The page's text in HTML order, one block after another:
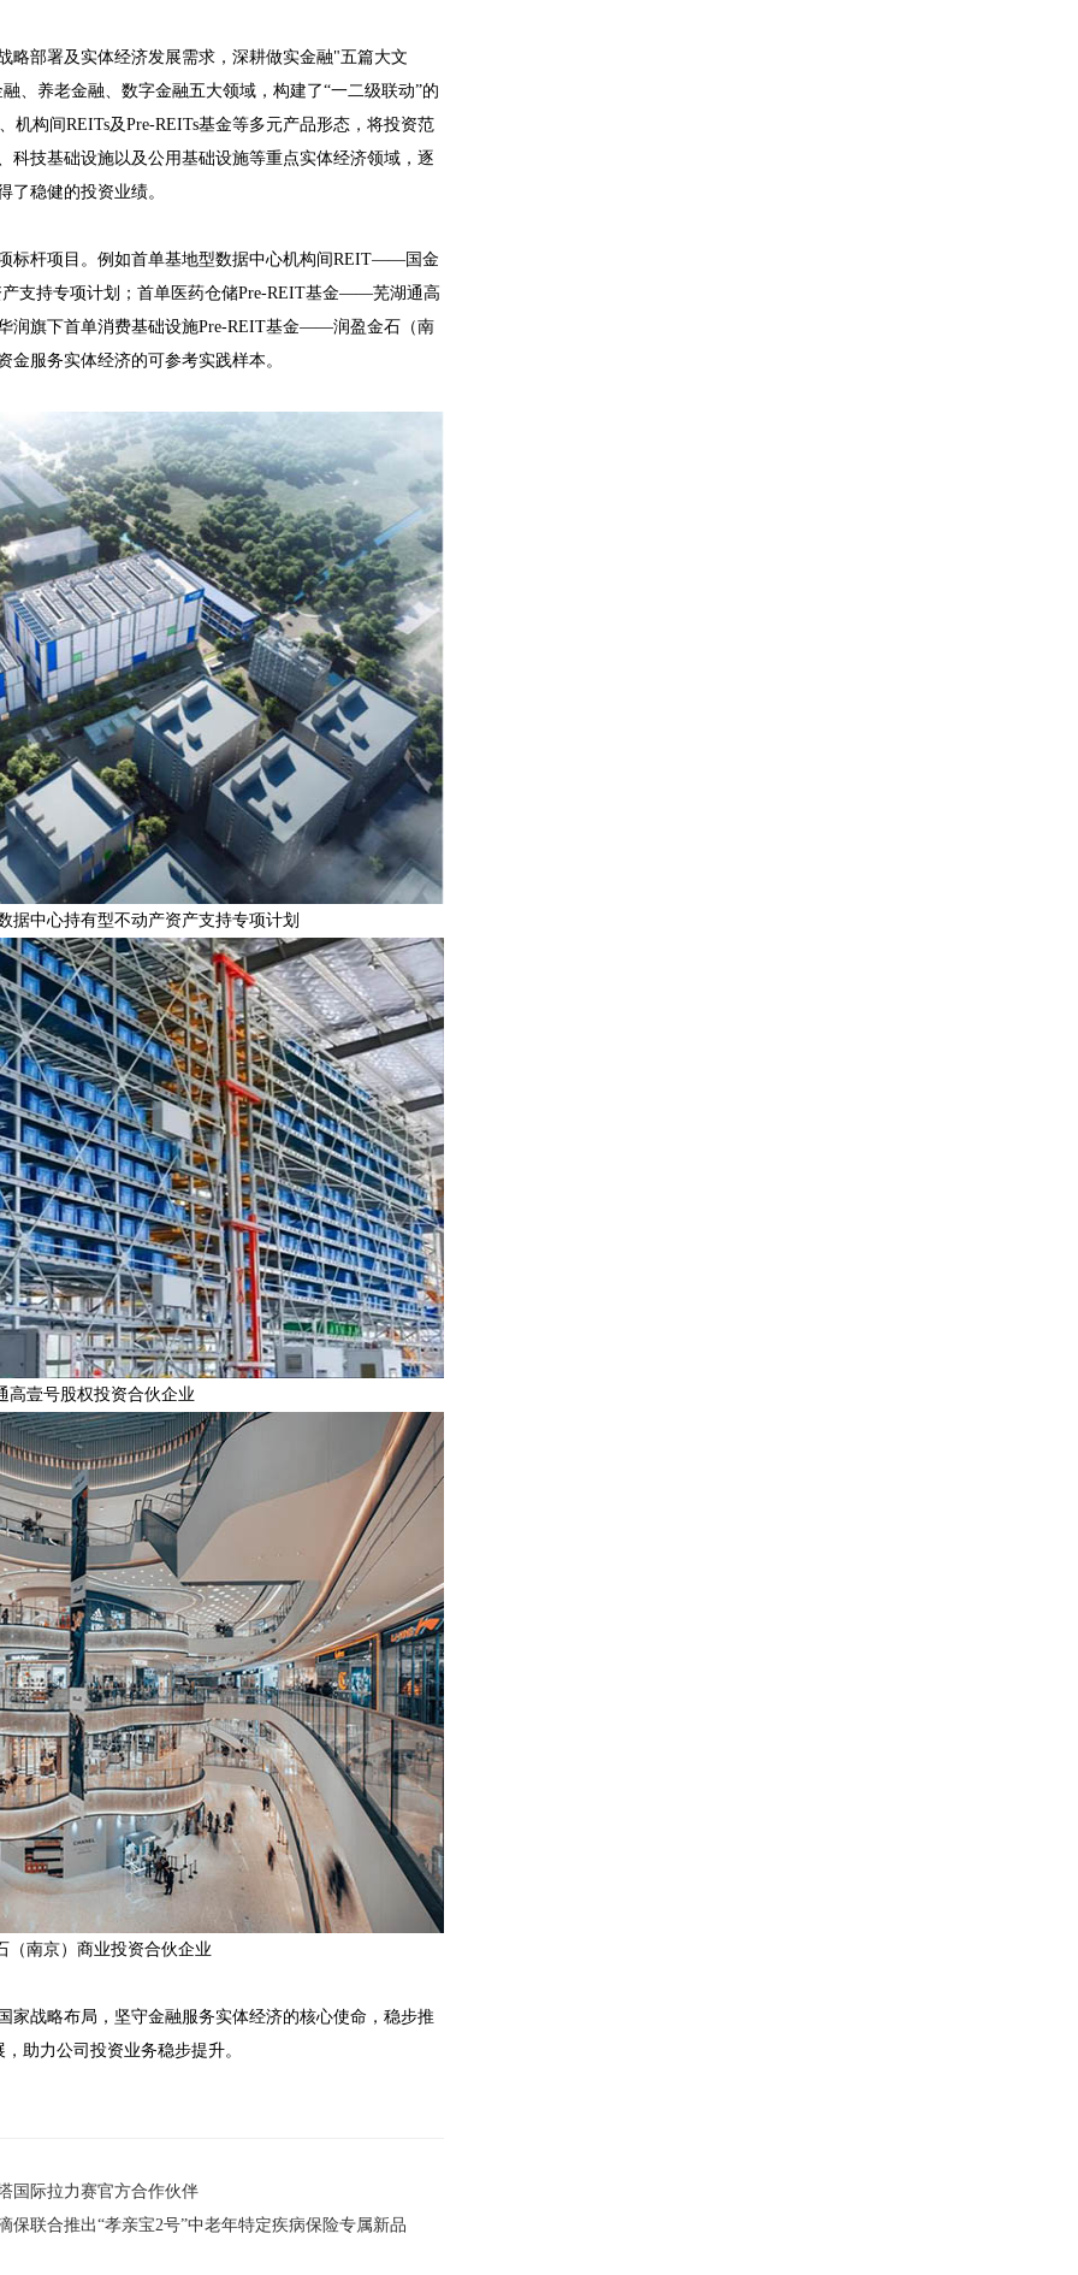
略部署及实体经济发展需求，深耕做实金融"五篇大文
、养老金融、数字金融五大领域，构建了“一二级联动”的
机构间REITs及Pre-REITs基金等多元产品形态，将投资范
科技基础设施以及公用基础设施等重点实体经济领域，逐
了稳健的投资业绩。
标杆项目。例如首单基地型数据中心机构间REIT——国金
支持专项计划；首单医药仓储Pre-REIT基金——芜湖通高
润旗下首单消费基础设施Pre-REIT基金——润盈金石（南
服务实体经济的可参考实践样本。
据中心持有型不动产资产支持专项计划
高壹号股权投资合伙企业
（南京）商业投资合伙企业
家战略布局，坚守金融服务实体经济的核心使命，稳步推
助力公司投资业务稳步提升。
国际拉力赛官方合作伙伴
保联合推出“孝亲宝2号”中老年特定疾病保险专属新品